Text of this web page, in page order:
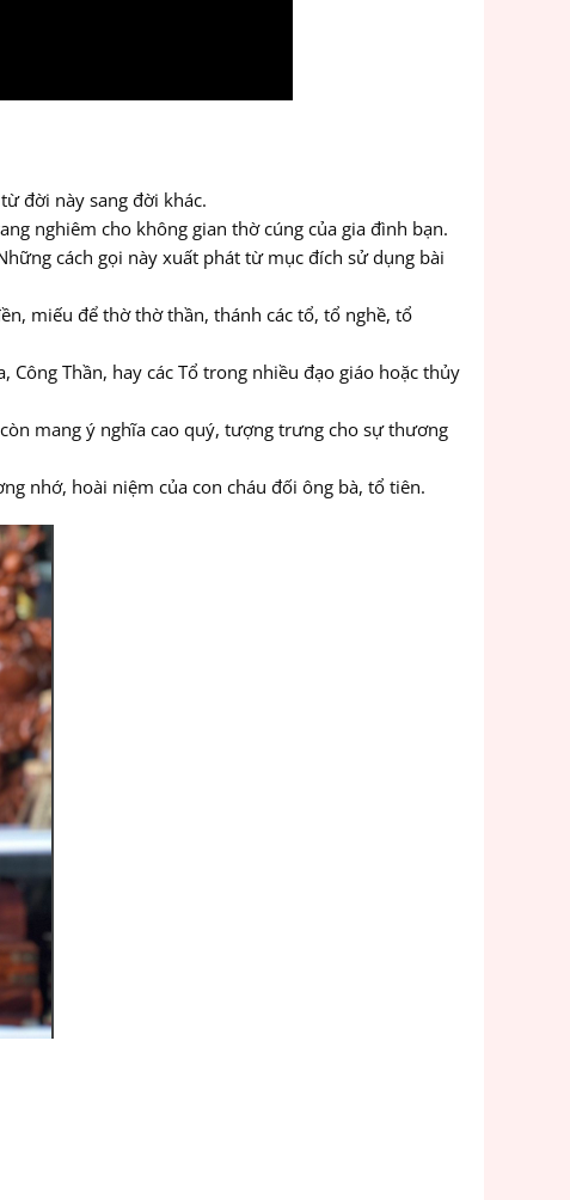
đời này sang đời khác.
nghiêm cho không gian thờ cúng của gia đình bạn.
cách gọi này xuất phát từ mục đích sử dụng bài
miếu để thờ thờ thần, thánh các tổ, tổ nghề, tổ
Thần, hay các Tổ trong nhiều đạo giáo hoặc thủy
mang ý nghĩa cao quý, tượng trưng cho sự thương
nhớ, hoài niệm của con cháu đối ông bà, tổ tiên.